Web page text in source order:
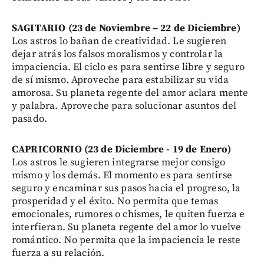
SAGITARIO (23 de Noviembre – 22 de Diciembre)
Los astros lo bañan de creatividad. Le sugieren
dejar atrás los falsos moralismos y controlar la
impaciencia. El ciclo es para sentirse libre y seguro
de sí mismo. Aproveche para estabilizar su vida
amorosa. Su planeta regente del amor aclara mente
y palabra. Aproveche para solucionar asuntos del
pasado.
CAPRICORNIO (23 de Diciembre - 19 de Enero)
Los astros le sugieren integrarse mejor consigo
mismo y los demás. El momento es para sentirse
seguro y encaminar sus pasos hacia el progreso, la
prosperidad y el éxito. No permita que temas
emocionales, rumores o chismes, le quiten fuerza e
interfieran. Su planeta regente del amor lo vuelve
romántico. No permita que la impaciencia le reste
fuerza a su relación.